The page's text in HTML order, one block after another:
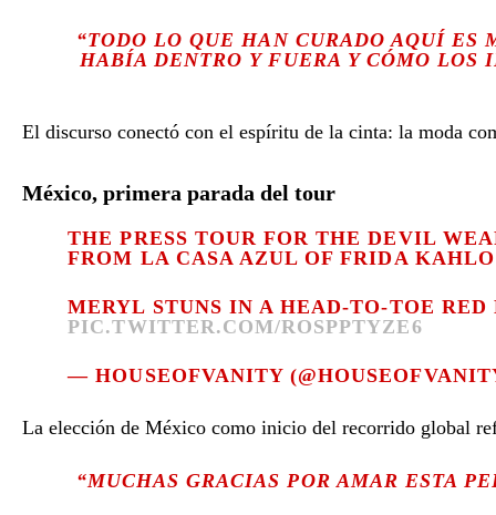
“TODO LO QUE HAN CURADO AQUÍ ES
HABÍA DENTRO Y FUERA Y CÓMO LOS
El discurso conectó con el espíritu de la cinta: la moda
México, primera parada del tour
THE PRESS TOUR FOR THE DEVIL
FROM LA CASA AZUL OF FRIDA
MERYL STUNS IN A HEAD-TO-TOE
PIC.TWITTER.COM/ROSPPTYZE6
— HOUSEOFVANITY
La elección de México como inicio del recorrido global
“MUCHAS GRACIAS POR AMAR ESTA